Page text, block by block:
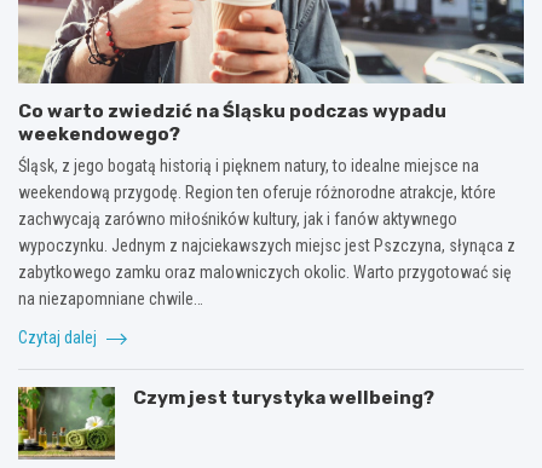
Co warto zwiedzić na Śląsku podczas wypadu
weekendowego?
Śląsk, z jego bogatą historią i pięknem natury, to idealne miejsce na
weekendową przygodę. Region ten oferuje różnorodne atrakcje, które
zachwycają zarówno miłośników kultury, jak i fanów aktywnego
wypoczynku. Jednym z najciekawszych miejsc jest Pszczyna, słynąca z
zabytkowego zamku oraz malowniczych okolic. Warto przygotować się
na niezapomniane chwile…
Czytaj dalej
Czym jest turystyka wellbeing?